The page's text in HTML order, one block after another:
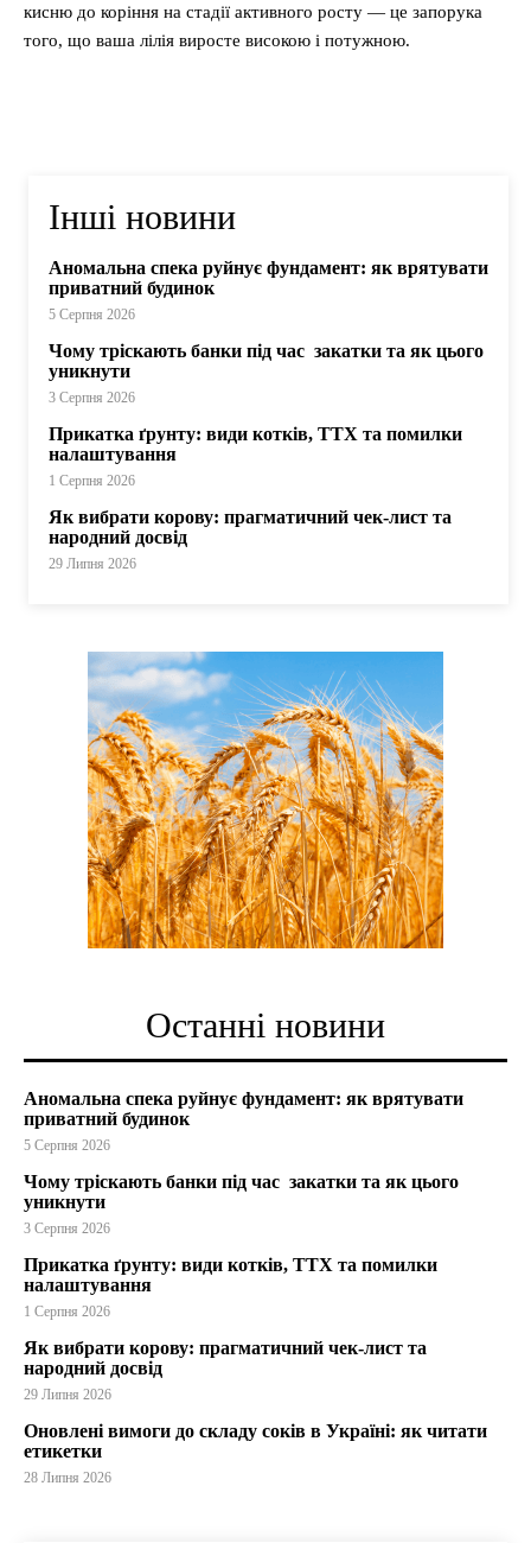
кисню до коріння на стадії активного росту — це запорука
того, що ваша лілія виросте високою і потужною.
Інші новини
Аномальна спека руйнує фундамент: як врятувати
приватний будинок
5 Серпня 2026
Чому тріскають банки під час закатки та як цього
уникнути
3 Серпня 2026
Прикатка ґрунту: види котків, ТТХ та помилки
налаштування
1 Серпня 2026
Як вибрати корову: прагматичний чек-лист та
народний досвід
29 Липня 2026
Останні новини
Аномальна спека руйнує фундамент: як врятувати
приватний будинок
5 Серпня 2026
Чому тріскають банки під час закатки та як цього
уникнути
3 Серпня 2026
Прикатка ґрунту: види котків, ТТХ та помилки
налаштування
1 Серпня 2026
Як вибрати корову: прагматичний чек-лист та
народний досвід
29 Липня 2026
Оновлені вимоги до складу соків в Україні: як читати
етикетки
28 Липня 2026